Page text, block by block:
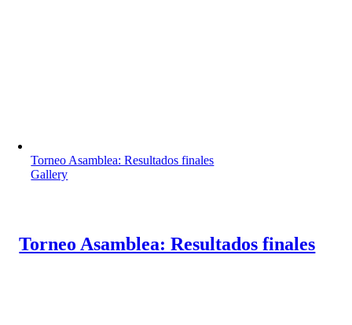
Torneo Asamblea: Resultados finales
Gallery
Torneo Asamblea: Resultados finales